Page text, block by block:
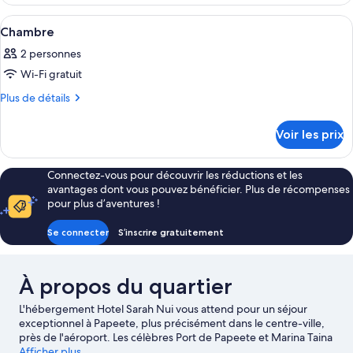
chambre :
Chambre
type
de
Chambre
Afficher
toutes
les
photos
pour
de
chambre :
Chambre
Une chambre d’hôtel comprenant
3
Chambre
2 personnes
Wi-Fi gratuit
Plus de détails
Plus
le
type
de
chambre
Chambre
Voir les prix
Connectez-vous pour découvrir les réductions et les
avantages dont vous pouvez bénéficier. Plus de récompenses
pour plus d’aventures !
Se connecter S’inscrire gratuitement
À propos du quartier
L'hébergement Hotel Sarah Nui vous attend pour un séjour
exceptionnel à Papeete, plus précisément dans le centre-ville,
près de l'aéroport. Les célèbres Port de Papeete et Marina Taina